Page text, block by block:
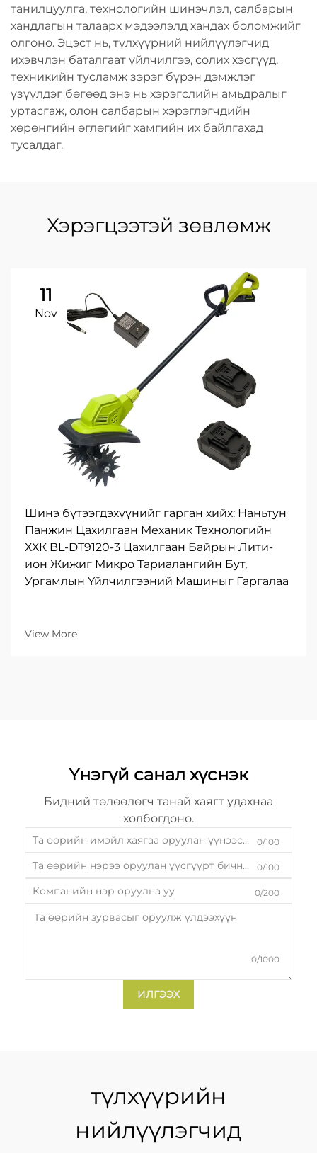
танилцуулга, технологийн шинэчлэл, салбарын
хандлагын талаарх мэдээлэлд хандах боломжийг
олгоно. Эцэст нь, түлхүүрний нийлүүлэгчид
ихэвчлэн баталгаат үйлчилгээ, солих хэсгүүд,
техникийн тусламж зэрэг бүрэн дэмжлэг
үзүүлдэг бөгөөд энэ нь хэрэгслийн амьдралыг
уртасгаж, олон салбарын хэрэглэгчдийн
хөрөнгийн өглөгийг хамгийн их байлгахад
тусалдаг.
Хэрэгцээтэй зөвлөмж
11
Nov
Шинэ бүтээгдэхүүнийг гарган хийх: Наньтун
Панжин Цахилгаан Механик Технологийн
ХХК BL-DT9120-3 Цахилгаан Байрын Лити-
ион Жижиг Микро Тариалангийн Бут,
Ургамлын Үйлчилгээний Машиныг Гаргалаа
View More
Үнэгүй санал хүснэк
Бидний төлөөлөгч танай хаягт удахнаа
холбогдоно.
0/100
0/100
0/200
0/1000
ИЛГЭЭХ
түлхүүрийн
нийлүүлэгчид